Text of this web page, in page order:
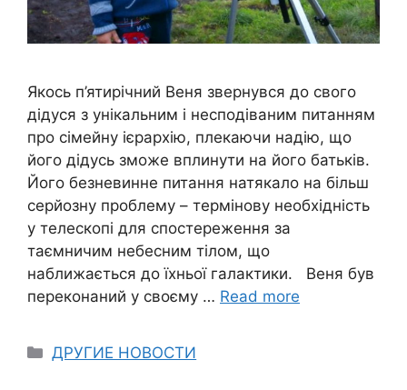
Якось п’ятирічний Веня звернувся до свого
дідуся з унікальним і несподіваним питанням
про сімейну ієрархію, плекаючи надію, що
його дідусь зможе вплинути на його батьків.
Його безневинне питання натякало на більш
серйозну проблему – термінову необхідність
у телескопі для спостереження за
таємничим небесним тілом, що
наближається до їхньої галактики. Веня був
переконаний у своєму … Read more
Categories
ДРУГИЕ НОВОСТИ